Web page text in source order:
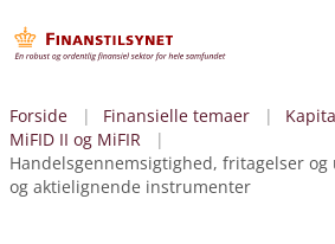
Forside Finansielle temaer
MiFID II og MiFIR
Handelsgennemsigtighed, fritagelser
og aktielignende instrumenter